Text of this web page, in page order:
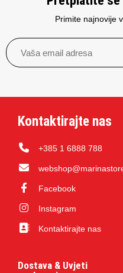
Primite najnovije
Kontaktirajte nas
+385 1 6888 788
Facebook
Instagram
Kontaktirajte nas
Dostava & Uvjeti